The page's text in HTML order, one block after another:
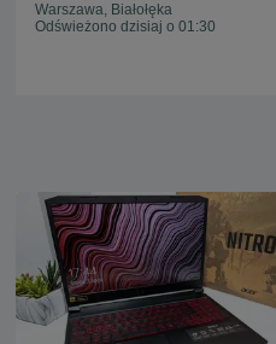
Warszawa, Białołęka
Odświeżono dzisiaj o 01:30